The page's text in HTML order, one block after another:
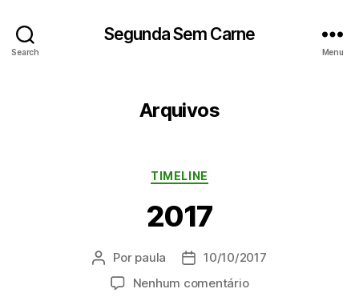
Search
Segunda Sem Carne
Menu
Arquivos
Categorias
TIMELINE
2017
Autor
do
post
Por paula
Data10/10/2017
Nenhum comentárioem